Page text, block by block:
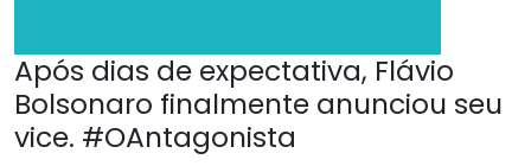
Após dias de expectativa, Flávio
Bolsonaro finalmente anunciou seu
vice. #OAntagonista